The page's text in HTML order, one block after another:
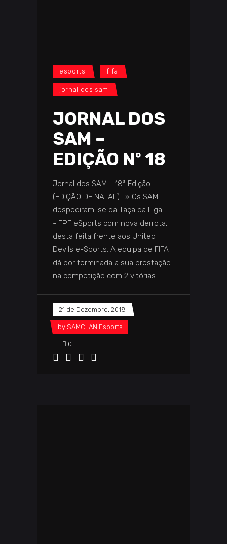
esports fifa
jornal dos sam
JORNAL DOS
SAM –
EDIÇÃO Nº 18
Jornal dos SAM - 18ª Edição
(EDIÇÃO DE NATAL) -» Os SAM
despediram-se da Taça da Liga
- FPF eSports com nova derrota,
desta feita frente aos United
Devils e-Sports. A equipa de FIFA
dá por terminada a sua prestação
na competição com 2 vitórias
21 de Dezembro, 2018
by SAMCLAN Esports
0